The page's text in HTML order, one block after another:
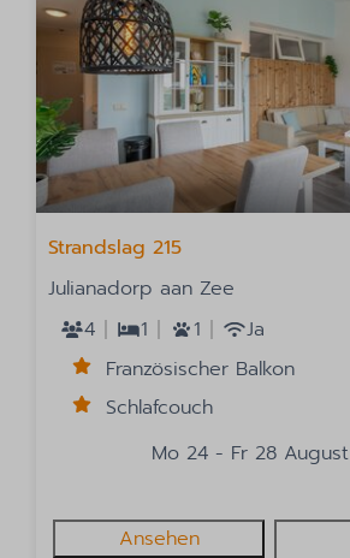
Strandslag 215
Julianadorp aan Zee
4
1 1
Ja
Französischer Balkon
Schlafcouch
Mo 24 - Fr 28 August
Ansehen